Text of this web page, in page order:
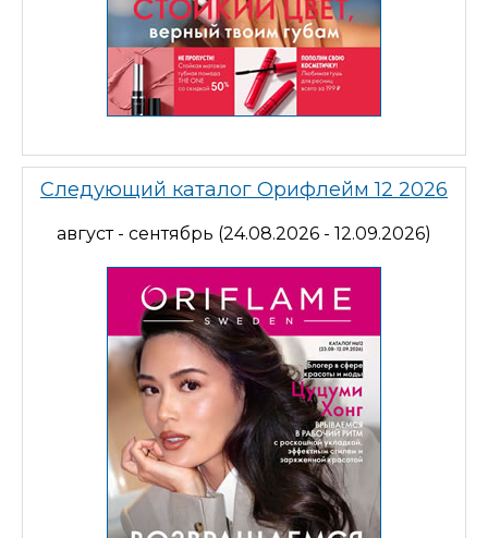
Следующий каталог Орифлейм 12 2026
август - сентябрь (24.08.2026 - 12.09.2026)